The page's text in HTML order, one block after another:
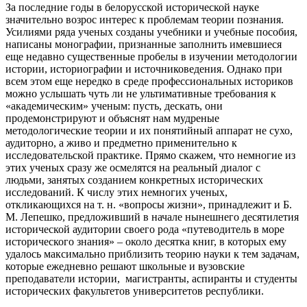
За последние годы в белорусской исторической науке
значительно возрос интерес к проблемам теории познания.
Усилиями ряда ученых созданы учебники и учебные пособия,
написаны монографии, признанные заполнить имевшиеся
еще недавно существенные пробелы в изучении методологии
истории, историографии и источниковедения. Однако при
всем этом еще нередко в среде профессиональных историков
можно услышать чуть ли не ультимативные требования к
«академическим» ученым: пусть, дескать, они
продемонстрируют и объяснят нам мудреные
методологические теории и их понятийный аппарат не сухо,
аудиторно, а живо и предметно применительно к
исследовательской практике. Прямо скажем, что немногие из
этих ученых сразу же осмелятся на реальный диалог с
людьми, занятых созданием конкретных исторических
исследований. К числу этих немногих ученых,
откликающихся на т. н. «вопросы жизни», принадлежит и Б.
М. Лепешко, предложивший в начале нынешнего десятилетия
исторической аудитории своего рода «путеводитель в море
исторического знания» – около десятка книг, в которых ему
удалось максимально приблизить теорию науки к тем задачам,
которые ежедневно решают школьные и вузовские
преподаватели истории, магистранты, аспиранты и студенты
исторических факультетов университетов республики.